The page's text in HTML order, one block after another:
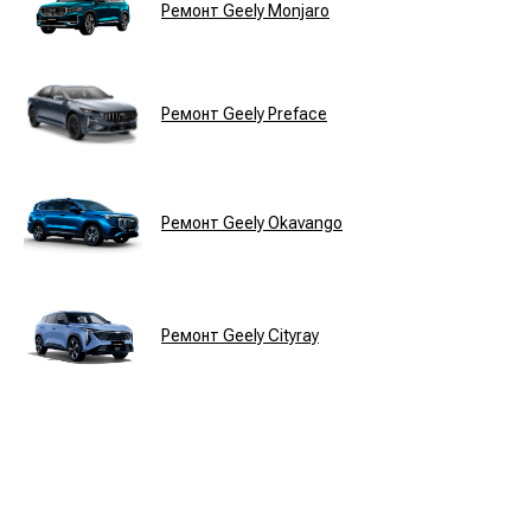
Ремонт Geely Monjaro
Ремонт Geely Preface
Ремонт GeelyOkavango
Ремонт Geely Cityray